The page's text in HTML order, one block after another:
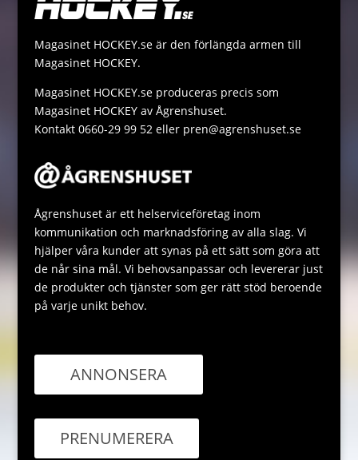
k
p
g
Magasinet HOCKEY.se är den förlängda armen till
Magasinet HOCKEY.
Magasinet HOCKEY.se produceras precis som
Magasinet HOCKEY av Ågrenshuset.
Kontakt 0660-29 99 52 eller pren@agrenshuset.se
Ågrenshuset är ett helserviceföretag inom
kommunikation och marknadsföring av alla slag. Vi
hjälper våra kunder att synas på ett sätt som göra att
de når sina mål. Vi behovsanpassar och levererar just
de produkter och tjänster som ger rätt stöd beroende
på varje unikt behov.
ANNONSERA
PRENUMERERA